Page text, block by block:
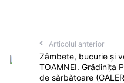
Articolul anterior
Zâmbete, bucurie și
TOAMNEI. Grădinița
de sărbătoare